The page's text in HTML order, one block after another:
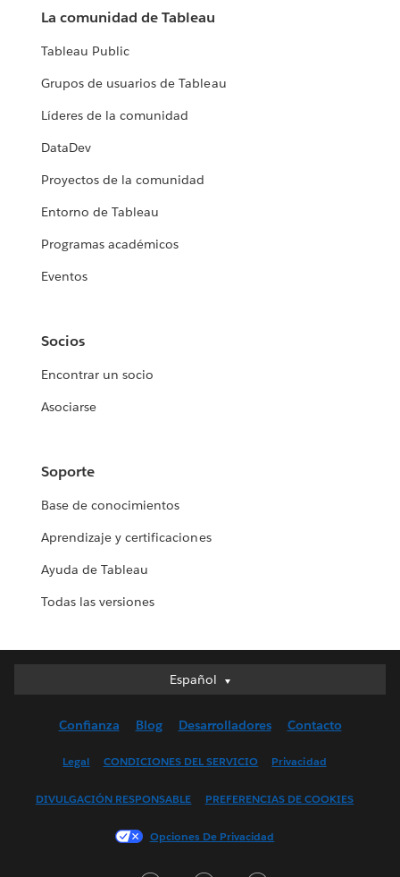
La comunidad de Tableau
Tableau Public
Grupos de usuarios de Tableau
Líderes de la comunidad
DataDev
Proyectos de la comunidad
Entorno de Tableau
Programas académicos
Eventos
Socios
Encontrar un socio
Asociarse
Soporte
Base de conocimientos
Aprendizaje y certificaciones
Ayuda de Tableau
Todas las versiones
Español
Español
English (UK)
Français (France)
Confianza Blog Desarrolladores Contacto
Legal CONDICIONES DEL SERVICIO Privacidad
DIVULGACIÓN RESPONSABLE PREFERENCIAS DE COOKIES
Opciones De Privacidad